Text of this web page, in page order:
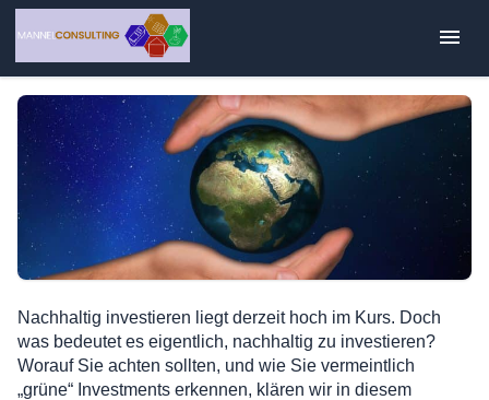
Zum
Inhalt
springen
Nachhaltig investieren liegt derzeit hoch im Kurs. Doch
was bedeutet es eigentlich, nachhaltig zu investieren?
Worauf Sie achten sollten, und wie Sie vermeintlich
„grüne“ Investments erkennen, klären wir in diesem